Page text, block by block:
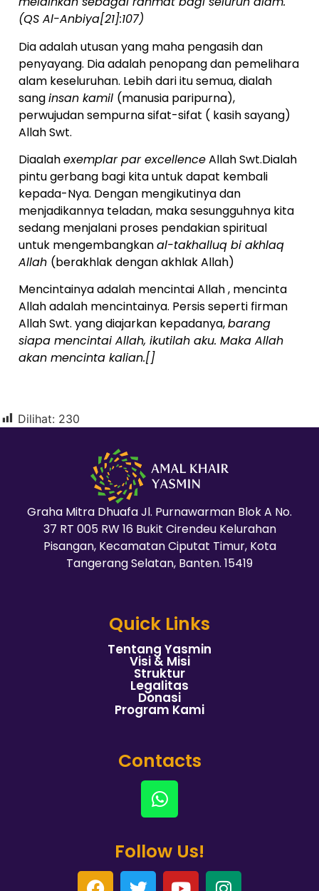
(QS Al-Anbiya[21]:107)
Dia adalah utusan yang maha pengasih dan
penyayang. Dia adalah penopang dan pemelihara
alam keseluruhan. Lebih dari itu semua, dialah
sanginsan kamil (manusia paripurna),
perwujudan sempurna sifat-sifat ( kasih sayang)
Allah Swt.
Diaalahexemplar par excellenceAllah Swt.Dialah
pintu gerbang bagi kita untuk dapat kembali
kepada-Nya. Dengan mengikutinya dan
menjadikannya teladan, maka sesungguhnya kita
sedang menjalani proses pendakian spiritual
untuk mengembangkanal-takhalluq bi akhlaq
Allah (berakhlak dengan akhlak Allah)
Mencintainya adalah mencintai Allah , mencinta
Allah adalah mencintainya. Persis seperti firman
Allah Swt. yang diajarkan kepadanya,barang
siapa mencintai Allah, ikutilah aku. Maka Allah
akan mencinta kalian.[]
Dilihat: 230
Graha Mitra Dhuafa Jl. Purnawarman Blok A No.
37 RT 005 RW 16 Bukit Cirendeu Kelurahan
Pisangan, Kecamatan Ciputat Timur, Kota
Tangerang Selatan, Banten. 15419
Quick Links
Tentang Yasmin
Visi & Misi
Struktur
Legalitas
Donasi
Program Kami
Contacts
Follow Us!